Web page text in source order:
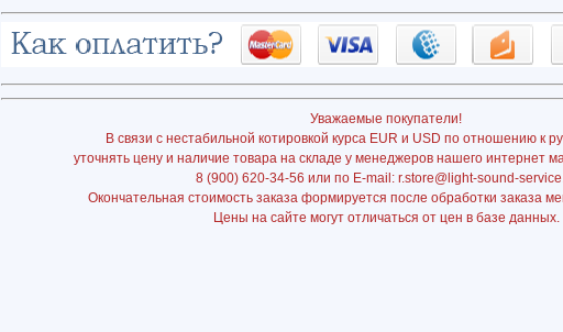
Уважаемые покупатели!
В связи с нестабильной котировкой курса EUR и USD по отношению к
уточнять цену и наличие товара на складе у менеджеров нашего интернет
8 (900) 620-34-56 или по E-mail: r.store@light-sound-
Окончательная стоимость заказа формируется после обработки заказа
Цены на сайте могут отличаться от цен в базе данных.